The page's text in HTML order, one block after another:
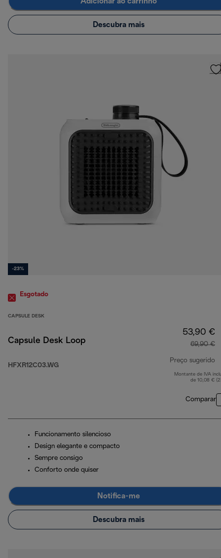
Descubra mais
-23%
Esgotado
CAPSULE DESK
Capsule Desk Loop
HFXR12C03.WG
53,90 €
69,90 €
Preço sugerido
Montante de IVA
de 10,08 €
Comparar
Funcionamento silencioso
Design elegante e compacto
Sempre consigo
Conforto onde quiser
Notifica-me
Descubra mais